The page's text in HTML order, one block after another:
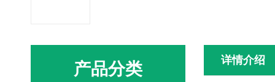
详情介绍
产品分类